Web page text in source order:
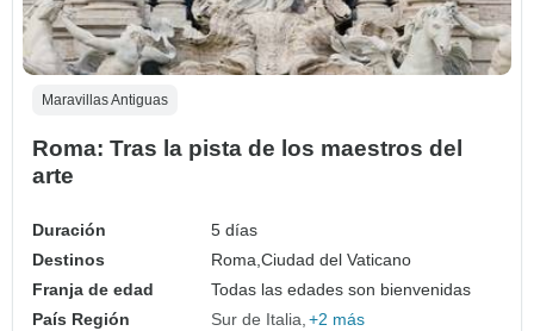
Maravillas Antiguas
Roma: Tras la pista de los maestros del
arte
Duración
5 días
Destinos
Roma,Ciudad del Vaticano
Franja de edad
Todas las edades son bienvenidas
País Región
Sur de Italia +2 más